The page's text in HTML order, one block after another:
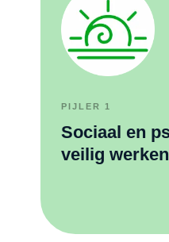
PIJLER 1
Sociaal en
veilig werken